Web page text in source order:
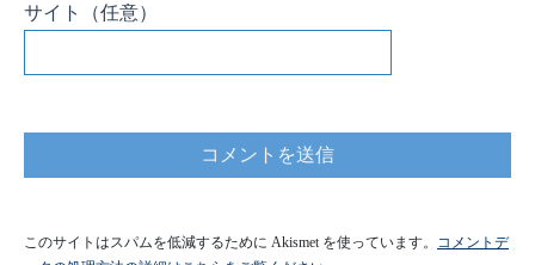
サイト （任意）
このサイトはスパムを低減するために Akismet を使っています。 コメントデ